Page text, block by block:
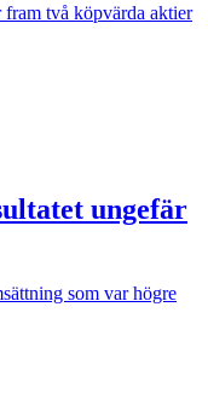
två köpvärda aktier
ungefär
som var högre